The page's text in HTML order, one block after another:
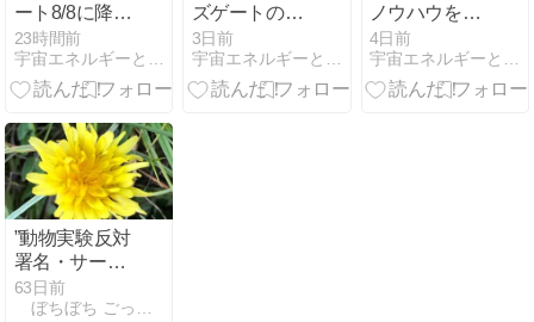
ート8/8に降り
た情報は、食
で眠ってしま
った人を目覚
23時間前
ズゲートのピ
ークに向けて
3日前
ノウハウを追
いかけなくて
いい。
4日前
”動物実験反対
署名・サーカ
ス・水族館・
動物園パネル
63日前